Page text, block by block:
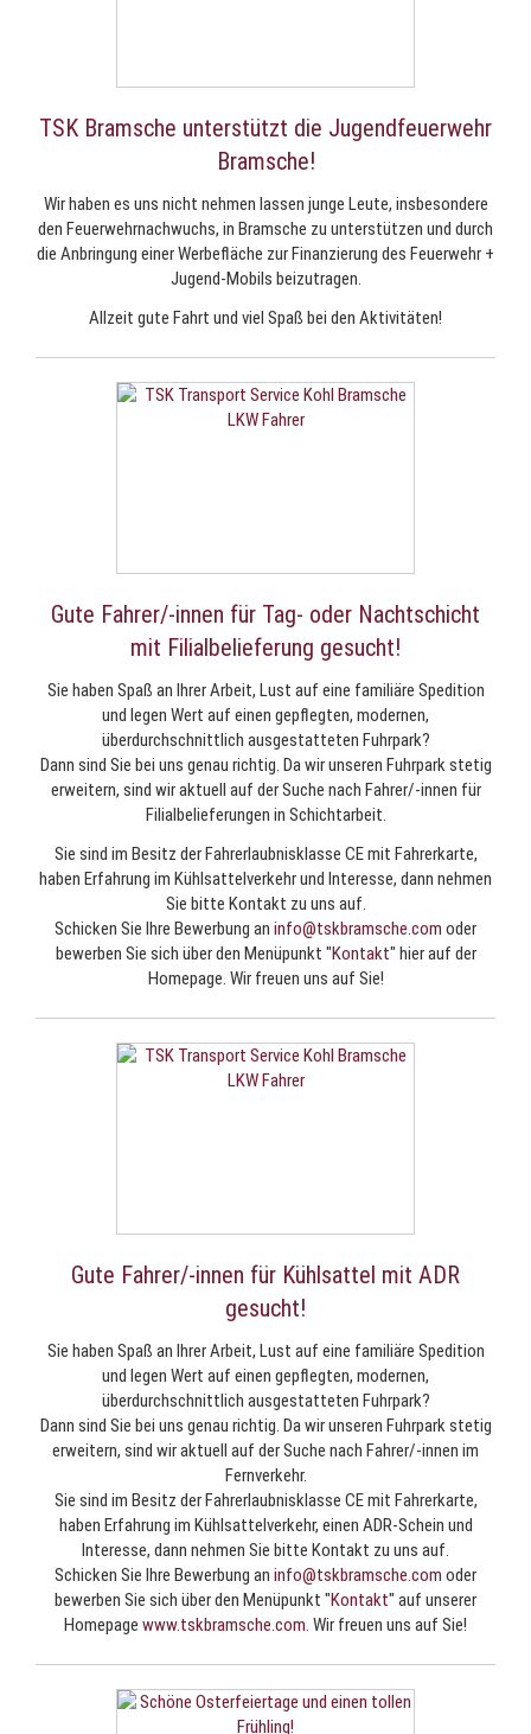
TSK Bramsche unterstützt die Jugendfeuerwehr
Bramsche!
Wir haben es uns nicht nehmen lassen junge Leute, insbesondere
den Feuerwehrnachwuchs, in Bramsche zu unterstützen und durch
die Anbringung einer Werbefläche zur Finanzierung des Feuerwehr +
Jugend-Mobils beizutragen.
Allzeit gute Fahrt und viel Spaß bei den Aktivitäten!
Gute Fahrer/-innen für Tag- oder Nachtschicht
mit Filialbelieferung gesucht!
Sie haben Spaß an Ihrer Arbeit, Lust auf eine familiäre Spedition
und legen Wert auf einen gepflegten, modernen,
überdurchschnittlich ausgestatteten Fuhrpark?
Dann sind Sie bei uns genau richtig. Da wir unseren Fuhrpark stetig
erweitern, sind wir aktuell auf der Suche nach Fahrer/-innen für
Filialbelieferungen in Schichtarbeit.
Sie sind im Besitz der Fahrerlaubnisklasse CE mit Fahrerkarte,
haben Erfahrung im Kühlsattelverkehr und Interesse, dann nehmen
Sie bitte Kontakt zu uns auf.
Schicken Sie Ihre Bewerbung an info@tskbramsche.com oder
bewerben Sie sich über den Menüpunkt "Kontakt" hier auf der
Homepage. Wir freuen uns auf Sie!
Gute Fahrer/-innen für Kühlsattel mit ADR
gesucht!
Sie haben Spaß an Ihrer Arbeit, Lust auf eine familiäre Spedition
und legen Wert auf einen gepflegten, modernen,
überdurchschnittlich ausgestatteten Fuhrpark?
Dann sind Sie bei uns genau richtig. Da wir unseren Fuhrpark stetig
erweitern, sind wir aktuell auf der Suche nach Fahrer/-innen im
Fernverkehr.
Sie sind im Besitz der Fahrerlaubnisklasse CE mit Fahrerkarte,
haben Erfahrung im Kühlsattelverkehr, einen ADR-Schein und
Interesse, dann nehmen Sie bitte Kontakt zu uns auf.
Schicken Sie Ihre Bewerbung an info@tskbramsche.com oder
bewerben Sie sich über den Menüpunkt "Kontakt" auf unserer
Homepage www.tskbramsche.com. Wir freuen uns auf Sie!